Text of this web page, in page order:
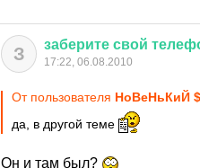
З заберите свой
17:22, 06.08.2010
От пользователя НоВеНьКиЙ
да, в другой теме
Он и там был?